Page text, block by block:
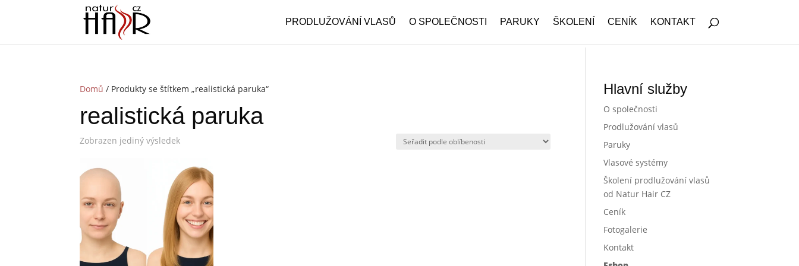
PRODLUŽOVÁNÍ VLASŮ O SPOLEČNOSTI PARUKY ŠKOLENÍ CENÍK KONTAKT
Domů / Produkty se štítkem „realistická paruka“
realistická paruka
Zobrazen jediný výsledek
Hlavní služby
O společnosti
Prodlužování vlasů
Paruky
Vlasové systémy
Školení prodlužování vlasů
od Natur Hair CZ
Ceník
Fotogalerie
Kontakt